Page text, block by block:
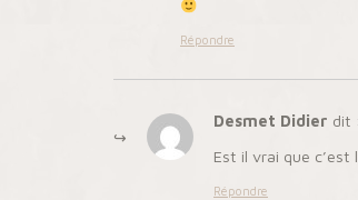
Répondre
Desmet Didier dit :
Est il vrai que
Répondre